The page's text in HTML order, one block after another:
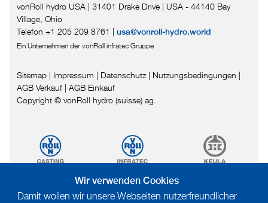
vonRoll hydro USA | 31401 Drake Drive | USA - 44140 Bay
Village, Ohio
Telefon +1 205 209 8761 | usa@vonroll-hydro.world
Ein Unternehmen der vonRoll infratec Gruppe
Sitemap | Impressum | Datenschutz | Nutzungsbedingungen |
AGB Verkauf | AGB Einkauf
Copyright © vonRoll hydro (suisse) ag.
Wir verwenden Cookies
Damit wollen wir unsere Webseiten nutzerfreundlicher